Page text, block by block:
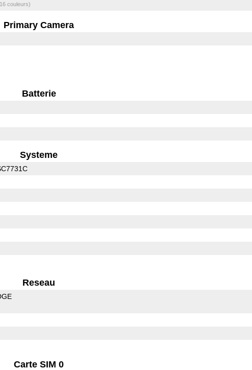
couleurs)
Primary Camera
Batterie
Systeme
Reseau
Carte SIM 0